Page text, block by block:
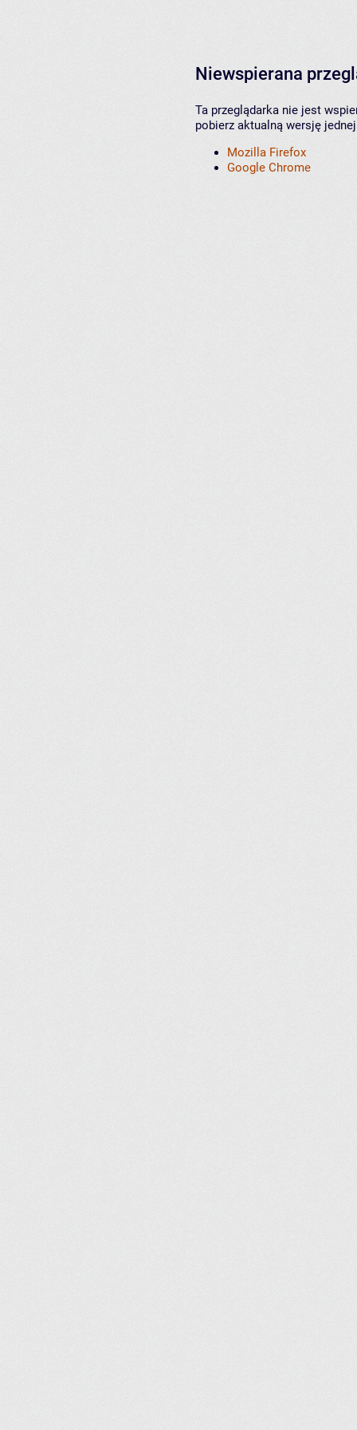
Niewspierana
Ta przeglądarka nie jest
pobierz aktualną wersję
Mozilla Firefox
Google Chrome